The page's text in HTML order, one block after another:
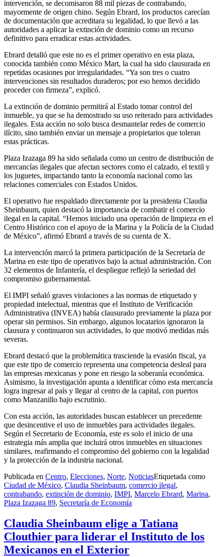
intervención, se decomisaron 88 mil piezas de contrabando,
mayormente de origen chino. Según Ebrard, los productos carecían
de documentación que acreditara su legalidad, lo que llevó a las
autoridades a aplicar la extinción de dominio como un recurso
definitivo para erradicar estas actividades.
Ebrard detalló que este no es el primer operativo en esta plaza,
conocida también como México Mart, la cual ha sido clausurada en
repetidas ocasiones por irregularidades. “Ya son tres o cuatro
intervenciones sin resultados duraderos; por eso hemos decidido
proceder con firmeza”, explicó.
La extinción de dominio permitirá al Estado tomar control del
inmueble, ya que se ha demostrado su uso reiterado para actividades
ilegales. Esta acción no solo busca desmantelar redes de comercio
ilícito, sino también enviar un mensaje a propietarios que toleran
estas prácticas.
Plaza Izazaga 89 ha sido señalada como un centro de distribución de
mercancías ilegales que afectan sectores como el calzado, el textil y
los juguetes, impactando tanto la economía nacional como las
relaciones comerciales con Estados Unidos.
El operativo fue respaldado directamente por la presidenta Claudia
Sheinbaum, quien destacó la importancia de combatir el comercio
ilegal en la capital. “Hemos iniciado una operación de limpieza en el
Centro Histórico con el apoyo de la Marina y la Policía de la Ciudad
de México”, afirmó Ebrard a través de su cuenta de X.
La intervención marcó la primera participación de la Secretaría de
Marina en este tipo de operativos bajo la actual administración. Con
32 elementos de Infantería, el despliegue reflejó la seriedad del
compromiso gubernamental.
El IMPI señaló graves violaciones a las normas de etiquetado y
propiedad intelectual, mientras que el Instituto de Verificación
Administrativa (INVEA) había clausurado previamente la plaza por
operar sin permisos. Sin embargo, algunos locatarios ignoraron la
clausura y continuaron sus actividades, lo que motivó medidas más
severas.
Ebrard destacó que la problemática trasciende la evasión fiscal, ya
que este tipo de comercio representa una competencia desleal para
las empresas mexicanas y pone en riesgo la soberanía económica.
Asimismo, la investigación apunta a identificar cómo esta mercancía
logra ingresar al país y llegar al centro de la capital, con puertos
como Manzanillo bajo escrutinio.
Con esta acción, las autoridades buscan establecer un precedente
que desincentive el uso de inmuebles para actividades ilegales.
Según el Secretario de Economía, este es solo el inicio de una
estrategia más amplia que incluirá otros inmuebles en situaciones
similares, reafirmando el compromiso del gobierno con la legalidad
y la protección de la industria nacional.
Publicada en Centro, Elecciones, Norte, NoticiasEtiquetada como
Ciudad de México, Claudia Sheinbaum, comercio ilegal,
contrabando, extinción de dominio, IMPI, Marcelo Ebrard, Marina,
Plaza Izazaga 89, Secretaría de Economía
Claudia Sheinbaum elige a Tatiana
Clouthier para liderar el Instituto de los
Mexicanos en el Exterior